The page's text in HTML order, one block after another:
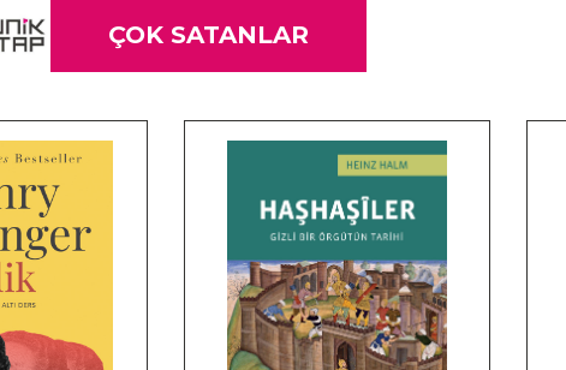
ÇOK SATANLAR